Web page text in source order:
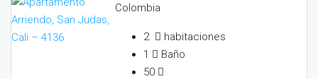
Colombia
2
habitaciones
1
Baño
50